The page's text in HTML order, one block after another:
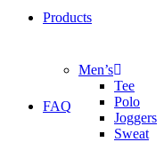
Products
Men’s
Tee
Polo
Joggers
Sweat
FAQ